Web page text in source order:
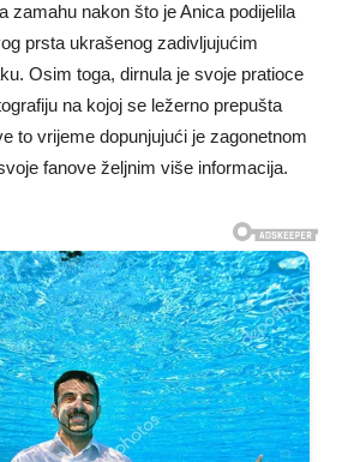
zamahu nakon što je Anica podijelila
prsta ukrašenog zadivljujućim
Osim toga, dirnula je svoje pratioce
na kojoj se ležerno prepušta
to vrijeme dopunjujući je zagonetnom
fanove željnim više informacija.